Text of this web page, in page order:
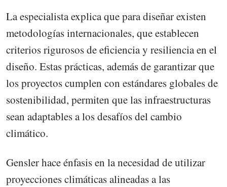
La especialista explica que para diseñar existen
metodologías internacionales, que establecen
criterios rigurosos de eficiencia y resiliencia en el
diseño. Estas prácticas, además de garantizar que
los proyectos cumplen con estándares globales de
sostenibilidad, permiten que las infraestructuras
sean adaptables a los desafíos del cambio
climático.
Gensler hace énfasis en la necesidad de utilizar
proyecciones climáticas alineadas a las